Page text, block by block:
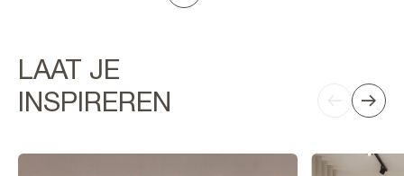
LAAT JE
INSPIREREN